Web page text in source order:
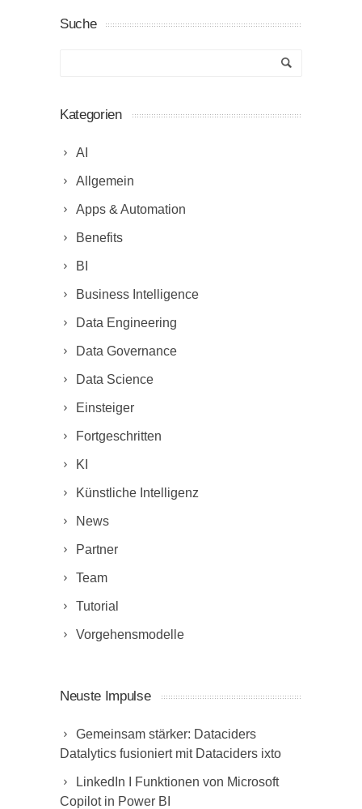
Suche
Kategorien
AI
Allgemein
Apps & Automation
Benefits
BI
Business Intelligence
Data Engineering
Data Governance
Data Science
Einsteiger
Fortgeschritten
KI
Künstliche Intelligenz
News
Partner
Team
Tutorial
Vorgehensmodelle
Neuste Impulse
Gemeinsam stärker: Dataciders
Datalytics fusioniert mit Dataciders ixto
LinkedIn I Funktionen von Microsoft
Copilot in Power BI